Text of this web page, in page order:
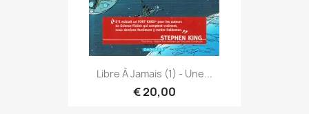
Libre À Jamais (1) - Une...
€ 20,00